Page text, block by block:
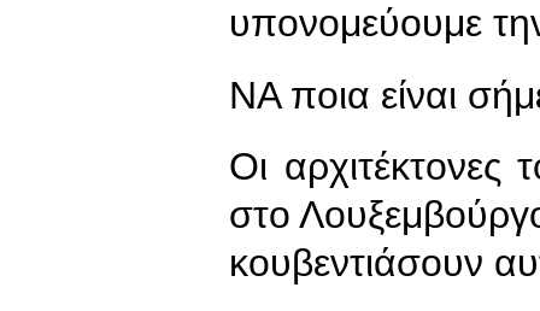
υπονομεύουμε
ΝΑ ποια είναι
Οι αρχιτέκτονες
στο
κουβεντιάσουν